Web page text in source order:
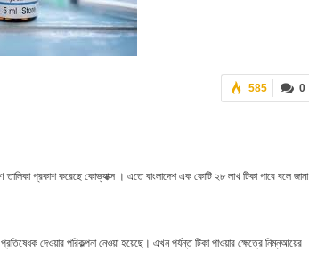
0
585
তালিকা প্রকাশ করেছে কোভ্যাক্স । এতে বাংলাদেশ এক কোটি ২৮ লাখ টিকা পাবে বলে জানা
দেওয়ার পরিকল্পনা নেওয়া হয়েছে। এখন পর্যন্ত টিকা পাওয়ার ক্ষেত্রে নিম্নআয়ের